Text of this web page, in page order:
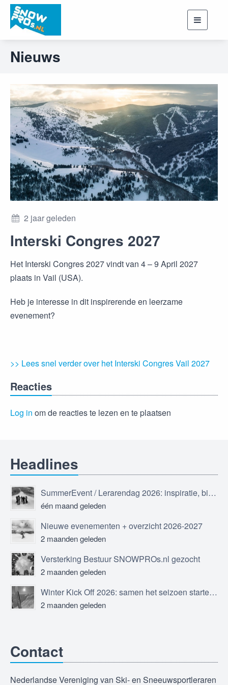
Toggle
Nieuws
2 jaar geleden
Interski Congres 2027
Het Interski Congres 2027 vindt van 4 – 9 April 2027
plaats in Vail (USA).
Heb je interesse in dit inspirerende en leerzame
evenement?
>> Lees snel verder over het Interski Congres Vail 2027
Reacties
Log in om de reacties te lezen en te plaatsen
Headlines
SummerEvent / Lerarendag 2026: inspiratie, bijscholing en ontmoeting
één maand geleden
Nieuwe evenementen + overzicht 2026-2027
2 maanden geleden
Versterking Bestuur SNOWPROs.nl gezocht
2 maanden geleden
Winter Kick Off 2026: samen het seizoen starten in Sölden
2 maanden geleden
Contact
Nederlandse Vereniging van Ski- en Sneeuwsportleraren